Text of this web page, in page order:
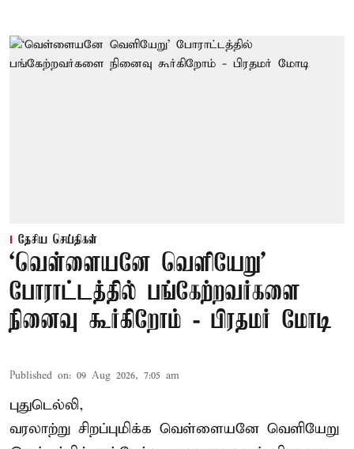
தேசிய செய்திகள்
‘வெள்ளையனே வெளியேறு’
போராட்டத்தில் பங்கேற்றவர்களை
நினைவு கூர்கிறோம் - பிரதமர் மோடி
Published on: 09 Aug 2026, 7:05 am
புதுடெல்லி,
வரலாற்று சிறப்புமிக்க வெள்ளையனே வெளியேறு